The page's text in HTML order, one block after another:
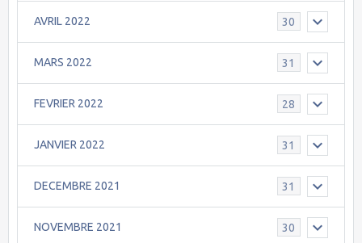
AVRIL 2022 30
MARS 2022 31
FEVRIER 2022 28
JANVIER 2022 31
DECEMBRE 2021 31
NOVEMBRE 2021 30